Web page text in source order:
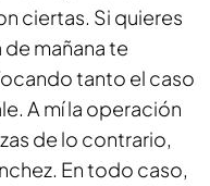
ciertas. Si quieres
mañana te
tanto el caso
A mí la operación
de lo contrario,
En todo caso,